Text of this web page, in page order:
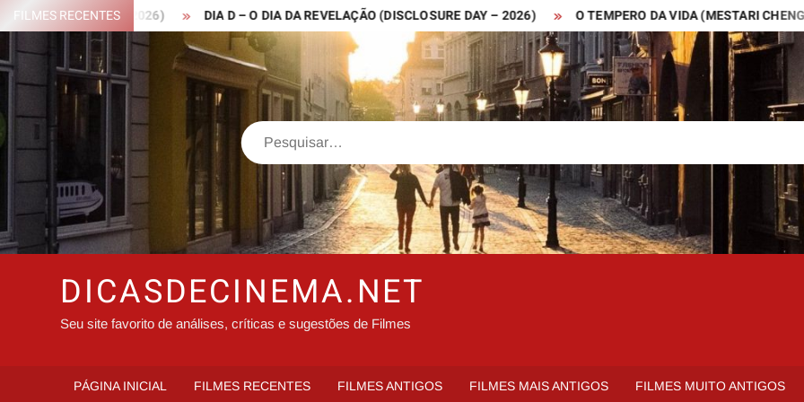
Skip
to
content
FILMES RECENTES
HOOD – 2026) DIA D – O DIA DA REVELAÇÃO (DISCLOSURE DAY – 2026) O TEMPERO DA VIDA (MESTARI CHENG –
Search
DICASDECINEMA.NET
Seu site favorito de análises, críticas e sugestões de Filmes
PÁGINA INICIAL FILMES RECENTES FILMES ANTIGOS FILMES MAIS ANTIGOS FILMES MUITO ANTIGOS